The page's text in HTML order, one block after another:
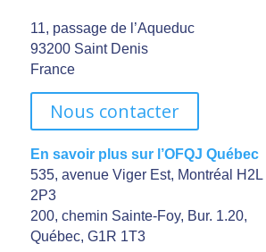
11, passage de l’Aqueduc
93200 Saint Denis
France
Nous contacter
En savoir plus sur l’OFQJ Québec
535, avenue Viger Est, Montréal H2L
2P3
200, chemin Sainte-Foy, Bur. 1.20,
Québec, G1R 1T3